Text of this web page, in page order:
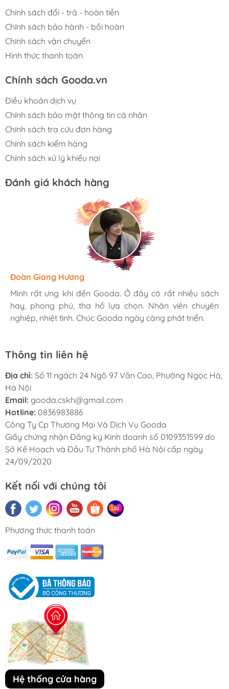
Chính sách đổi - trả - hoàn tiền
Chính sách bảo hành - bồi hoàn
Chính sách vận chuyển
Hình thức thanh toán
Chính sách Gooda.vn
Điều khoản dịch vụ
Chính sách bảo mật thông tin cá nhân
Chính sách tra cứu đơn hàng
Chính sách kiểm hàng
Chính sách xử lý khiếu nại
Đánh giá khách hàng
Hương Suri
Mình rất ưng khi đến Gooda. Ở đây có rất nhiều sách
hay, phong phú, tha hồ lựa chọn. Nhân viên chuyên
nghiệp, nhiệt tình. Chúc Gooda ngày càng phát triển.
Đoàn Giang Hương
Mình rất ưng khi đến Gooda. Ở đây có rất nhiều sách
hay, phong phú, tha hồ lựa chọn. Nhân viên chuyên
nghiệp, nhiệt tình. Chúc Gooda ngày càng phát triển.
Ngọc Anh
Mình rất ưng khi đến Gooda. Ở đây có rất nhiều sách
hay, phong phú, tha hồ lựa chọn. Nhân viên chuyên
nghiệp, nhiệt tình. Chúc Gooda ngày càng phát triển.
Thông tin liên hệ
Địa chỉ: Số 11 ngách 24 Ngõ 97 Văn Cao, Phường Ngọc Hà,
Hà Nội
Email: gooda.cskh@gmail.com
Hotline: 0836983886
Công Ty Cp Thương Mại Và Dịch Vụ Gooda
Giấy chứng nhận Đăng ký Kinh doanh số 0109351599 do
Sở Kế Hoạch và Đầu Tư Thành phố Hà Nội cấp ngày
24/09/2020
Kết nối với chúng tôi
Phương thức thanh toán
Hệ thống cửa hàng